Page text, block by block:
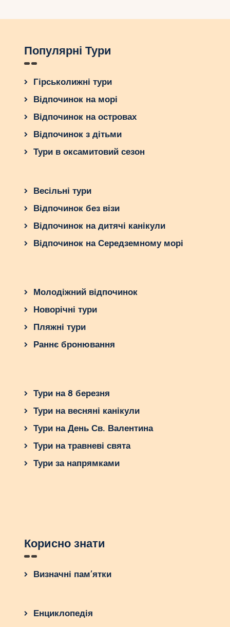
Популярні Тури
Гірськолижні тури
Відпочинок на морі
Відпочинок на островах
Відпочинок з дітьми
Тури в оксамитовий сезон
Весільні тури
Відпочинок без візи
Відпочинок на дитячі канікули
Відпочинок на Середземному морі
Молодіжний відпочинок
Новорічні тури
Пляжні тури
Раннє бронювання
Тури на 8 березня
Тури на весняні канікули
Тури на День Св. Валентина
Тури на травневі свята
Тури за напрямками
Корисно знати
Визначні пам’ятки
Енциклопедія